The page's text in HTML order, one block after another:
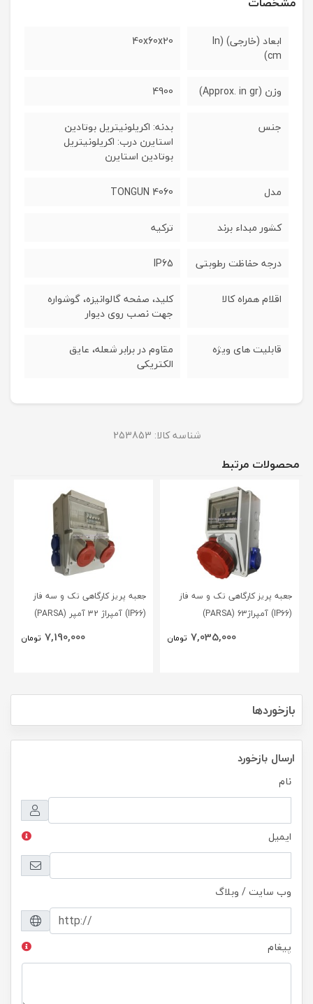
ابعاد (خارجی) (In
cm)
40x60x20
وزن (Approx. in gr) 4900
جنس
بدنه: اکریلونیتریل بوتادین
استایرن درب: اکریلونیتریل
بوتادین استایرن
مدل TONGUN 4060
کشور مبداء برند ترکیه
درجه حفاظت رطوبتی IP65
اقلام همراه کالا
کلید، صفحه گالوانیزه، گوشواره
جهت نصب روی دیوار
قابلیت های ویژه
مقاوم در برابر شعله، عایق
الکتریکی
شناسه کالا: 253853
محصولات مرتبط
جعبه پریز کارگاهی تک و سه فاز
(IP66) آمپراژ63 (PARSA)
7,035,000 تومان
جعبه پریز کارگاهی تک و سه فاز
(IP66) آمپراژ 32 آمپر (PARSA)
7,190,000 تومان
بازخوردها
ارسال بازخورد
نام
ایمیل
وب سایت / وبلاگ
پیغام